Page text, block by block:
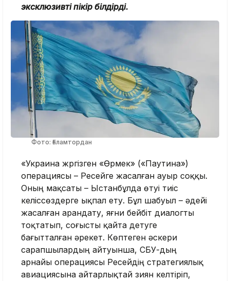
эксклюзивті пікір білдірді.
Фото: Ғаламтордан
«Украина жүргізген «Өрмек» («Паутина»)
операциясы – Ресейге жасалған ауыр соққы.
Оның мақсаты – Ыстанбұлда өтуі тиіс
келіссөздерге ықпал ету. Бұл шабуыл – әдейі
жасалған арандату, яғни бейбіт диалогты
тоқтатып, соғысты қайта үдетуге
бағытталған әрекет. Көптеген әскери
сарапшылардың айтуынша, СБУ-дың
арнайы операциясы Ресейдің стратегиялық
авиациясына айтарлықтай зиян келтіріп,